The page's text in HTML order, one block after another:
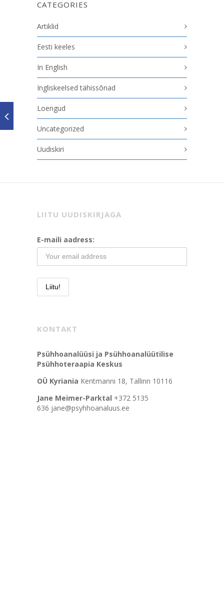
CATEGORIES
Artiklid
Eesti keeles
In English
Ingliskeelsed tähissõnad
Loengud
Uncategorized
Uudiskiri
LIITU UUDISKIRJAGA
E-maili aadress:
KONTAKT
Psühhoanalüüsi ja Psühhoanalüütilise
Psühhoteraapia Keskus
OÜ Kyriania Kentmanni 18, Tallinn 10116
Jane Meimer-Parktal +372 5135
636 jane@psyhhoanaluus.ee